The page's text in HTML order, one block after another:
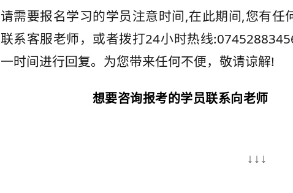
请需要报名学习的学员注意时间,在此期间,您有任
联系客服老师，或者拨打24小时热线
一时间进行回复。为您带来任何不便，敬请谅解!
想要咨询报考的学员联系向老师
↓↓↓